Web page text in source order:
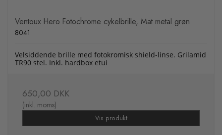
Ventoux Hero Fotochrome cykelbrille, Mat metal grøn
8041
Velsiddende brille med fotokromisk shield-linse. Grilamid
TR90 stel. Inkl. hardbox etui
650,00 DKK
(inkl. moms)
Vis produkt